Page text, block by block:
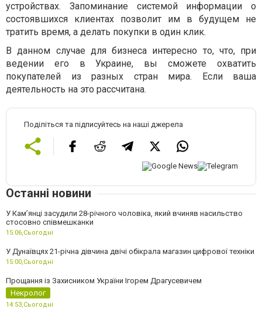
устройствах. Запоминание системой информации о
состоявшихся клиентах позволит им в будущем не
тратить время, а делать покупки в один клик.
В данном случае для бизнеса интересно то, что, при
ведении его в Украине, вы сможете охватить
покупателей из разных стран мира. Если ваша
деятельность на это рассчитана.
Поділіться та підписуйтесь на наші джерела
Останні новини
У Камʼянці засудили 28-річного чоловіка, який вчиняв насильство
стосовно співмешканки
15:06,Сьогодні
У Дунаївцях 21-річна дівчина двічі обікрала магазин цифрової техніки
15:00,Сьогодні
Прощання із Захисником України Ігорем Драгусевичем
Некролог
14:53,Сьогодні